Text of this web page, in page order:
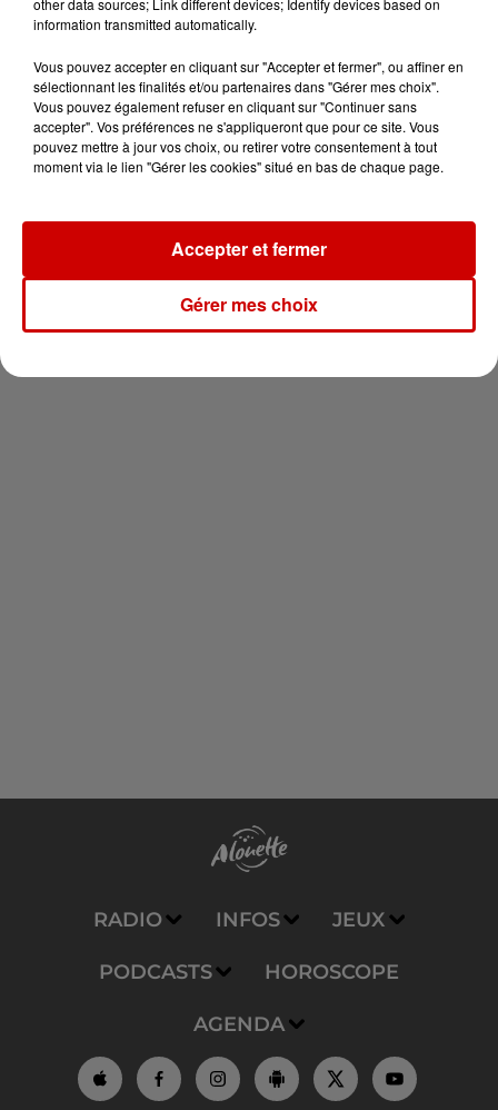
Destination Vacances : inscrivez-
vous !
Newsletter
RADIO INFOS JEUX
PODCASTS HOROSCOPE
AGENDA
information transmitted automatically.
Vous pouvez accepter en cliquant sur "Accepter et fermer", ou affiner en
sélectionnant les finalités et/ou partenaires dans "Gérer mes choix".
Vous pouvez également refuser en cliquant sur "Continuer sans
accepter". Vos préférences ne s'appliqueront que pour ce site. Vous
pouvez mettre à jour vos choix, ou retirer votre consentement à tout
moment via le lien "Gérer les cookies" situé en bas de chaque page.
Gérer mes choix
Accepter et fermer